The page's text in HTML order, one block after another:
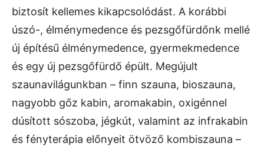
biztosít kellemes kikapcsolódást. A korábbi
úszó-, élménymedence és pezsgőfürdőnk mellé
új építésű élménymedence, gyermekmedence
és egy új pezsgőfürdő épült. Megújult
szaunavilágunkban – finn szauna, bioszauna,
nagyobb gőz kabin, aromakabin, oxigénnel
dúsított sószoba, jégkút, valamint az infrakabin
és fényterápia előnyeit ötvöző kombiszauna –